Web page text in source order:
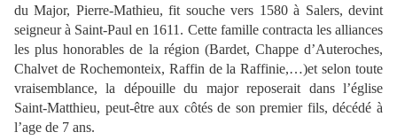
du Major, Pierre-Mathieu, fit souche vers 1580 à Salers, devint
seigneur à Saint-Paul en 1611. Cette famille contracta les alliances
les plus honorables de la région (Bardet, Chappe d’Auteroches,
Chalvet de Rochemonteix, Raffin de la Raffinie,…)et selon toute
vraisemblance, la dépouille du major reposerait dans l’église
Saint-Matthieu, peut-être aux côtés de son premier fils, décédé à
l’age de 7 ans.